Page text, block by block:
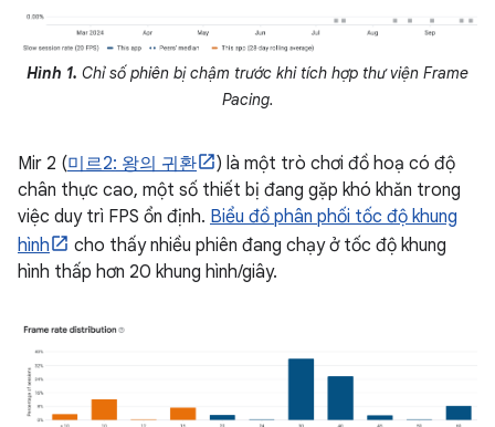
Hình 1. Chỉ số phiên bị chậm trước khi tích hợp thư viện Frame
Pacing.
Mir 2 (미르2: 왕의 귀환
) là một trò chơi đồ hoạ có độ
chân thực cao, một số thiết bị đang gặp khó khăn trong
việc duy trì FPS ổn định. Biểu đồ phân phối tốc độ khung
hình
cho thấy nhiều phiên đang chạy ở tốc độ khung
hình thấp hơn 20 khung hình/giây.